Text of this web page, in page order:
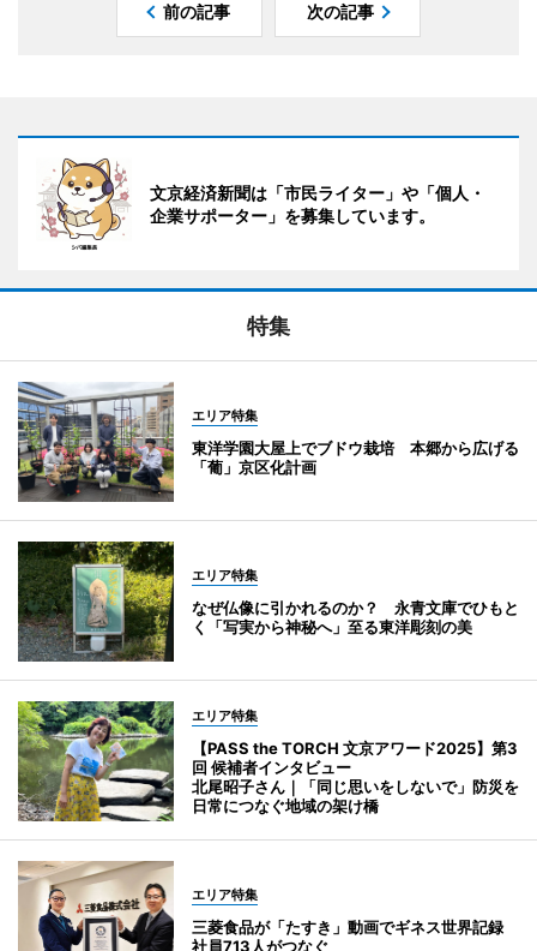
前の記事 次の記事
文京経済新聞は「市民ライター」や「個人・
企業サポーター」を募集しています。
特集
エリア特集
東洋学園大屋上でブドウ栽培 本郷から広げる
「葡」京区化計画
エリア特集
なぜ仏像に引かれるのか？ 永青文庫でひもと
く「写実から神秘へ」至る東洋彫刻の美
エリア特集
【PASS the TORCH 文京アワード2025】第3
回 候補者インタビュー
北尾昭子さん｜「同じ思いをしないで」防災を
日常につなぐ地域の架け橋
エリア特集
三菱食品が「たすき」動画でギネス世界記録
社員713人がつなぐ